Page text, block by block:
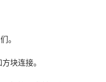
。
块连接。